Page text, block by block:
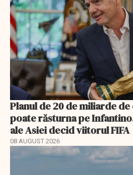
Planul de 20 de miliarde
poate răsturna pe
ale Asiei decid viitorul FIFA
08 AUGUST 2026